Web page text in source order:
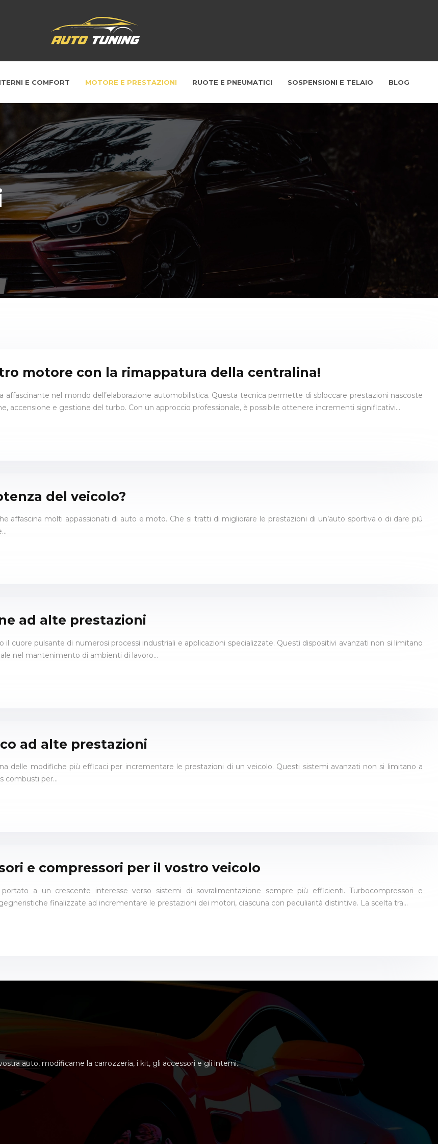
E COMFORT MOTORE E PRESTAZIONI RUOTE E PNEUMATICI SOSPENSIONI E TELAIO BLOG
motore con la rimappatura della centralina!
affascinante nel mondo dell’elaborazione automobilistica. Questa tecnica permette di sbloccare prestazioni nascoste
accensione e gestione del turbo. Con un approccio professionale, è possibile ottenere incrementi significativi…
del veicolo?
affascina molti appassionati di auto e moto. Che si tratti di migliorare le prestazioni di un’auto sportiva o di dare più
ad alte prestazioni
il cuore pulsante di numerosi processi industriali e applicazioni specializzate. Questi dispositivi avanzati non si limitano
nel mantenimento di ambienti di lavoro…
ad alte prestazioni
delle modifiche più efficaci per incrementare le prestazioni di un veicolo. Questi sistemi avanzati non si limitano a
combusti per…
e compressori per il vostro veicolo
a un crescente interesse verso sistemi di sovralimentazione sempre più efficienti. Turbocompressori e
finalizzate ad incrementare le prestazioni dei motori, ciascuna con peculiarità distintive. La scelta tra…
auto, modificarne la carrozzeria, i kit, gli accessori e gli interni.